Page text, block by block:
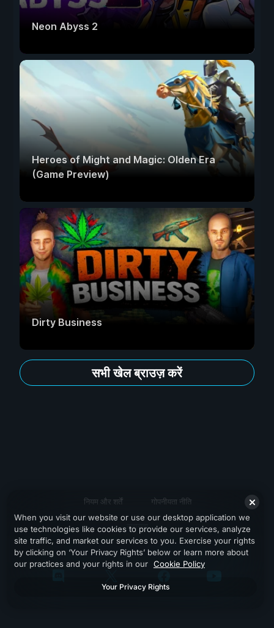
Neon Abyss 2
Heroes of Might and Magic: Olden Era
(Game Preview)
Dirty Business
सभी खेल ब्राउज़ करें
नियम और शर्तें गोपनीयता नीति
सहायता
When you visit our website or use our desktop application we
use technologies like cookies to provide our services, analyze
site traffic, and market our services to you. Exercise your rights
by clicking on ‘Your Privacy Rights’ below or learn more about
our practices and your rights in our Cookie Policy
Your Privacy Rights